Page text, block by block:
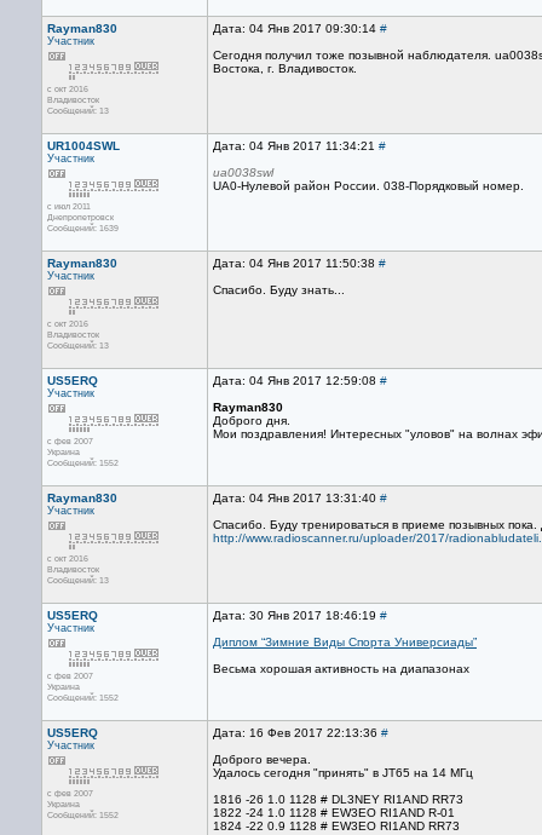
Rayman830
Участник
с окт 2016
Владивосток
Сообщений: 13
Дата: 04 Янв 2017 09:30:14 #
Сегодня получил тоже позывной наблюдателя.
Востока, г. Владивосток.
UR1004SWL
Участник
с июл 2011
Днепропетровск
Сообщений: 1639
Дата: 04 Янв 2017 11:34:21 #
ua0038swl
UA0-Нулевой район России. 038-Порядковый номер.
Rayman830
Участник
с окт 2016
Владивосток
Сообщений: 13
Дата: 04 Янв 2017 11:50:38 #
Спасибо. Буду знать...
US5ERQ
Участник
с фев 2007
Украина
Сообщений: 1552
Дата: 04 Янв 2017 12:59:08 #
Rayman830
Доброго дня.
Мои поздравления! Интересных "уловов" на волнах
Rayman830
Участник
с окт 2016
Владивосток
Сообщений: 13
Дата: 04 Янв 2017 13:31:40 #
Спасибо. Буду тренироваться в приеме позывных
http://www.radioscanner.ru/uploader/2017/
US5ERQ
Участник
с фев 2007
Украина
Сообщений: 1552
Дата: 30 Янв 2017 18:46:19 #
Диплом “Зимние Виды Спорта Универсиады”
Весьма хорошая активность на диапазонах
US5ERQ
Участник
с фев 2007
Украина
Сообщений: 1552
Дата: 16 Фев 2017 22:13:36 #
Доброго вечера.
Удалось сегодня "принять" в JT65 на 14 МГц
1816 -26 1.0 1128 # DL3NEY RI1AND RR73
1822 -24 1.0 1128 # EW3EO RI1AND R-01
1824 -22 0.9 1128 # EW3EO RI1AND RR73